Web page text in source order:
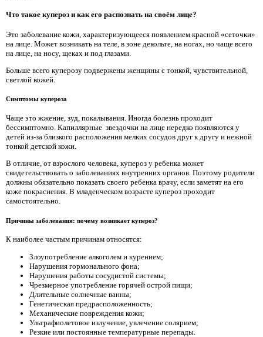
Что такое купероз и как его распознать на своём лице?
Это заболевание кожи, характеризующееся появлением красной «сеточки»
на лице. Может возникать на теле, в зоне декольте, на ногах, но чаще всего
на лице, на носу, щеках и под глазами.
Больше всего куперозу подвержены женщины с тонкой, чувствительной,
светлой кожей.
Симптомы купероза
Чаще это жжение, зуд, покалывания. Иногда болезнь проходит
бессимптомно. Капиллярные звездочки на лице нередко появляются у
детей из-за близкого расположения мелких сосудов друг к другу и нежной
тонкой детской кожи.
В отличие, от взрослого человека, купероз у ребенка может
свидетельствовать о заболеваниях внутренних органов. Поэтому родители
должны обязательно показать своего ребенка врачу, если заметят на его
коже покраснения. В младенческом возрасте купероз проходит
самостоятельно.
Причины заболевания: почему возникает купероз?
К наиболее частым причинам относятся:
Злоупотребление алкоголем и курением;
Нарушения гормонального фона;
Нарушения работы сосудистой системы;
Чрезмерное употребление горячей острой пищи;
Длительные солнечные ванны;
Генетическая предрасположенность;
Механические повреждения кожи;
Ультрафиолетовое излучение, увлечение солярием;
Резкие или постоянные температурные перепады.